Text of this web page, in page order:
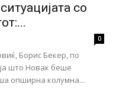
со
0
Борис Бекер, по
што Новак беше
опширна колумна...